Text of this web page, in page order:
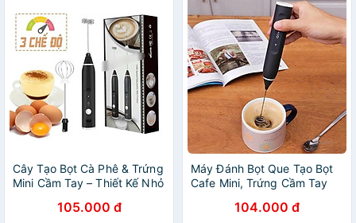
Cây Tạo Bọt Cà Phê & Trứng
Mini Cầm Tay – Thiết Kế Nhỏ
Nhanh Dễ Dùng Mọi Lúc
105.000 đ
Máy Đánh Bọt Que Tạo Bọt
Cafe Mini, Trứng Cầm Tay
104.000 đ